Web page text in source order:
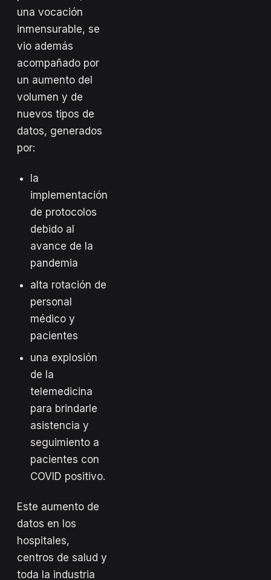
una vocación
inmensurable, se
vio además
acompañado por
un aumento del
volumen y de
nuevos tipos de
datos, generados
por:
la
implementación
de protocolos
debido al
avance de la
pandemia
alta rotación de
personal
médico y
pacientes
una explosión
de la
telemedicina
para brindarle
asistencia y
seguimiento a
pacientes con
COVID positivo.
Este aumento de
datos en los
hospitales,
centros de salud y
toda la industria